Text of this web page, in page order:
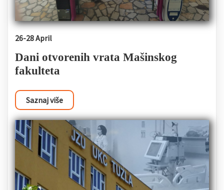
26-28 April
Dani otvorenih vrata Mašinskog
fakulteta
Saznaj više